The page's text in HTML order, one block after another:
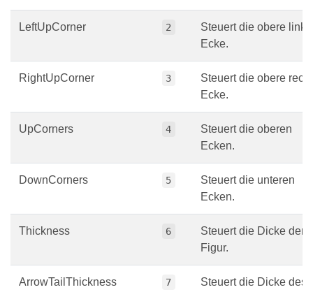
LeftUpCorner 2
Steuert die obere linke
Ecke.
RightUpCorner 3
Steuert die obere
Ecke.
UpCorners 4
Steuert die oberen
Ecken.
DownCorners 5
Steuert die unteren
Ecken.
Thickness 6
Steuert die Dicke der
Figur.
ArrowTailThickness 7
Steuert die Dicke des